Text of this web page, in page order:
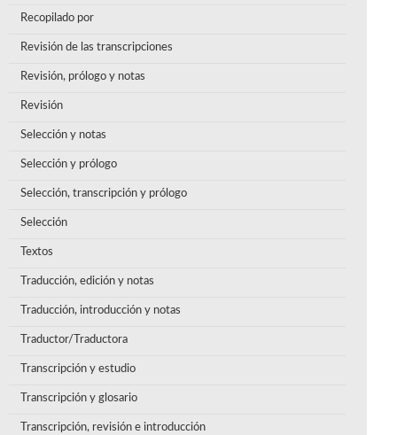
Recopilado por
Revisión de las transcripciones
Revisión, prólogo y notas
Revisión
Selección y notas
Selección y prólogo
Selección, transcripción y prólogo
Selección
Textos
Traducción, edición y notas
Traducción, introducción y notas
Traductor/Traductora
Transcripción y estudio
Transcripción y glosario
Transcripción, revisión e introducción